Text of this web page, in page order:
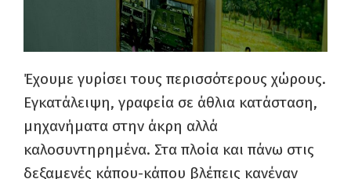
Έχουμε γυρίσει τους περισσότερους χώρους.
Εγκατάλειψη, γραφεία σε άθλια κατάσταση,
μηχανήματα στην άκρη αλλά
καλοσυντηρημένα. Στα πλοία και πάνω στις
δεξαμενές κάπου-κάπου βλέπεις κανέναν